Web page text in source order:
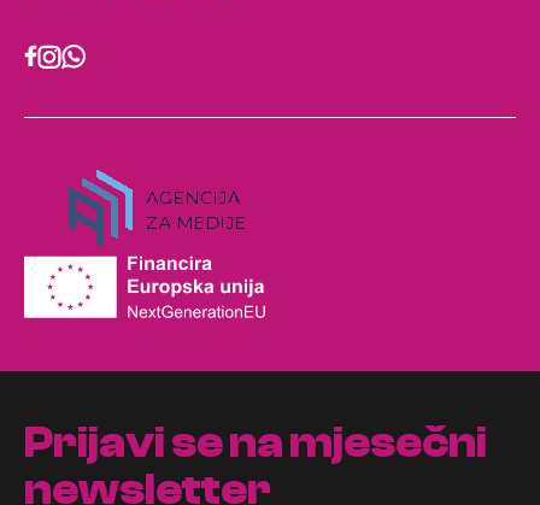
Prijavi se na mjesečni
newsletter